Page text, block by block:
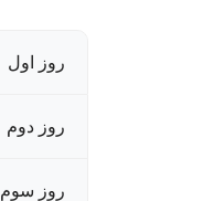
روز اول
روز دوم
روز سوم